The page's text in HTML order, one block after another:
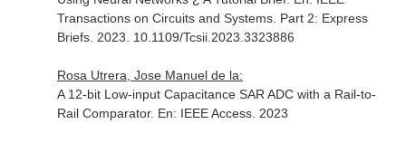
Transactions on Circuits and Systems. Part 2: Express
Briefs. 2023. 10.1109/Tcsii.2023.3323886
Rosa Utrera, Jose Manuel de la:
A 12-bit Low-input Capacitance SAR ADC with a Rail-to-
Rail Comparator. En: IEEE Access. 2023